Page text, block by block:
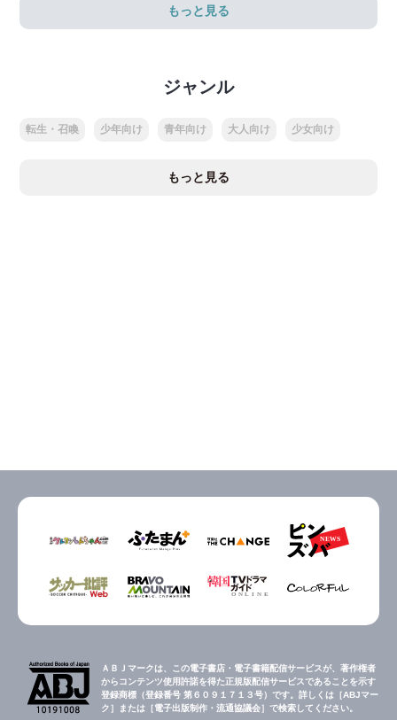
もっと見る
ジャンル
転生・召喚 少年向け 青年向け 大人向け 少女向け
もっと見る
ＡＢＪマークは、この電子書店・電子書籍配信サービスが、著作権者
からコンテンツ使用許諾を得た正規版配信サービスであることを示す
登録商標（登録番号 第６０９１７１３号）です。詳しくは［ABJマー
ク］または［電子出版制作・流通協議会］で検索してください。